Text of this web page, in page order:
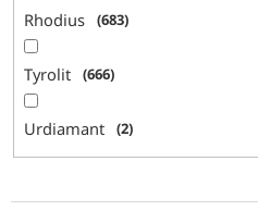
Rhodius 683
Tyrolit 666
Urdiamant 2